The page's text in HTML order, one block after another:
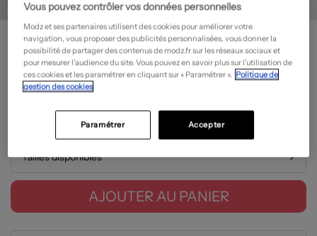
LORMY
Espadrilles - Fermeture lacets- Outlet
21,00€
Prix boutique : 70,00€
Guide des tailles
Tailles disponibles
AJOUTER AU PANIER
Vous pouvez contrôler vos données personnelles
Modz et ses partenaires utilisent des cookies pour améliorer votre
navigation, vous proposer des publicités personnalisées, vous donner la
possibilité de partager des contenus de modz.fr sur les réseaux sociaux et
pour mesurer l’audience du site. Vous pouvez en savoir plus sur l’utilisation de
ces cookies et les paramétrer en cliquant sur « Paramétrer ». Politique de
gestion des cookies
Accepter
Paramétrer